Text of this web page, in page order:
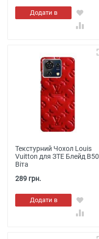
Додати в
кошик
Текстурний Чохол Louis
Vuitton для ЗТЕ Блейд В50
Віта
289 грн.
Додати в
кошик